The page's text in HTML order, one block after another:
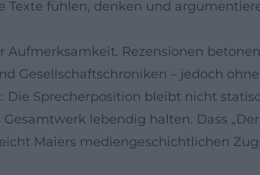
Texte fühlen, denken und
Aufmerksamkeit. Rezensionen
Gesellschaftschroniken – jedoch
Sprecherposition bleibt nicht
lebendig halten. Dass
Maiers mediengeschichtlichen